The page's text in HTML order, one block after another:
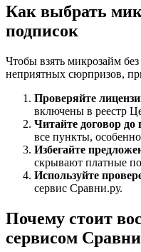
Как выбрать
подписок
Чтобы взять микрозайм
неприятных сюрпризов,
Проверяйте
включены в реестр
Читайте договор до
все пункты,
Избегайте
скрывают платные
Используйте
сервис Сравни.ру.
Почему стоит
сервисом